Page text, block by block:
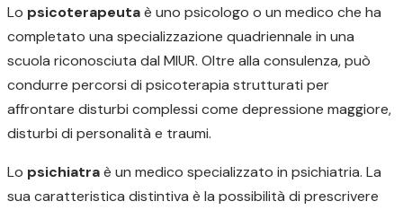
Lo psicoterapeutaè uno psicologo o un medico che ha
completato una specializzazione quadriennale in una
scuola riconosciuta dal MIUR. Oltre alla consulenza, può
condurre percorsi di psicoterapia strutturati per
affrontare disturbi complessi come depressione maggiore,
disturbi di personalità e traumi.
Lo psichiatraè un medico specializzato in psichiatria. La
sua caratteristica distintiva è la possibilità di prescrivere